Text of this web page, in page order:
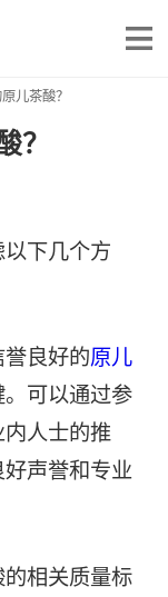
儿茶酸？
？
下几个方
良好的原儿
可以通过参
人士的推
声誉和专业
相关质量标